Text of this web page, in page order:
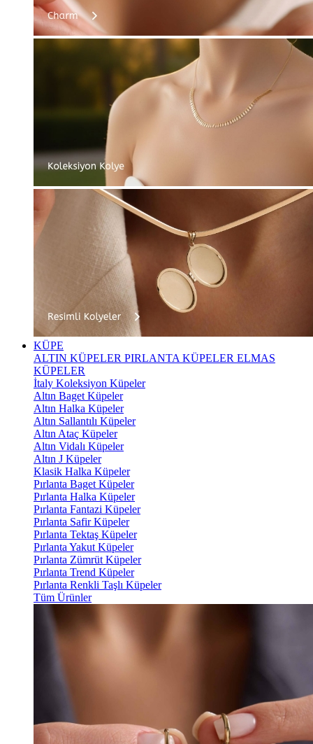
KÜPE
ALTIN KÜPELER PIRLANTA KÜPELER ELMAS
KÜPELER
İtaly Koleksiyon Küpeler
Altın Baget Küpeler
Altın Halka Küpeler
Altın Sallantılı Küpeler
Altın Ataç Küpeler
Altın Vidalı Küpeler
Altın J Küpeler
Klasik Halka Küpeler
Pırlanta Baget Küpeler
Pırlanta Halka Küpeler
Pırlanta Fantazi Küpeler
Pırlanta Safir Küpeler
Pırlanta Tektaş Küpeler
Pırlanta Yakut Küpeler
Pırlanta Zümrüt Küpeler
Pırlanta Trend Küpeler
Pırlanta Renkli Taşlı Küpeler
Tüm Ürünler